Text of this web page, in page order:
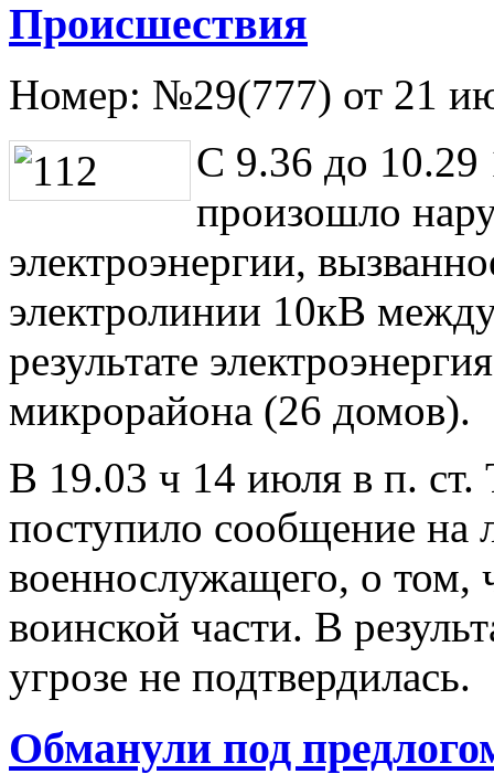
Происшествия
Номер: №29(777) от 21
С 9.36 до 10.29
произошло
электроэнергии,
электролинии 10кВ
результате
микрорайона (26 домов).
В 19.03 ч 14 июля в п. ст.
поступило сообщение на
военнослужащего, о том,
воинской части. В
угрозе не подтвердилась.
Обманули под